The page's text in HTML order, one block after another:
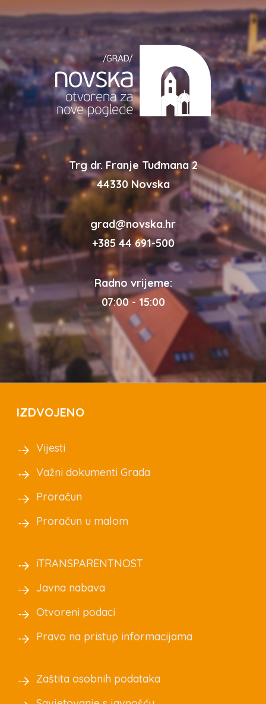
Trg dr. Franje Tuđmana 2
44330 Novska
grad@novska.hr
+385 44 691-500
Radno vrijeme:
07:00 - 15:00
IZDVOJENO
Vijesti
Važni dokumenti Grada
Proračun
Proračun u malom
iTRANSPARENTNOST
Javna nabava
Otvoreni podaci
Pravo na pristup informacijama
Zaštita osobnih podataka